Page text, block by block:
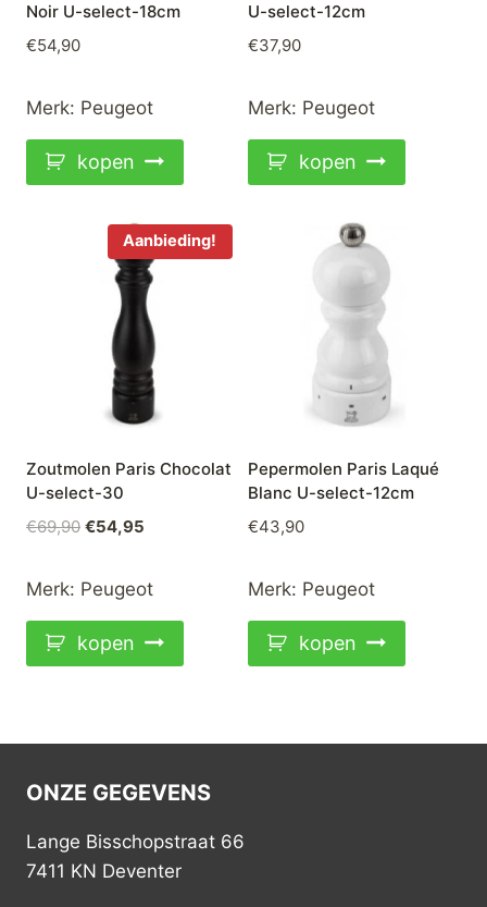
Noir U-select-18cm
€54,90
Merk: Peugeot
kopen
U-select-12cm
€37,90
Merk: Peugeot
kopen
Aanbieding!
Zoutmolen Paris Chocolat
U-select-30
€69,90 Oorspronkelijke
was:
€69,90.
€54,95
is:
Merk: Peugeot
kopen
Pepermolen Paris Laqué
Blanc U-select-12cm
€43,90
Merk: Peugeot
kopen
ONZE GEGEVENS
Lange Bisschopstraat 66
7411 KN Deventer